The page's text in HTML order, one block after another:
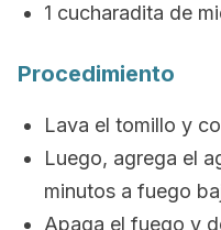
1 cucharadita de
Procedimiento
Lava el tomillo y
Luego, agrega el
minutos a fuego
Apaga el fuego y